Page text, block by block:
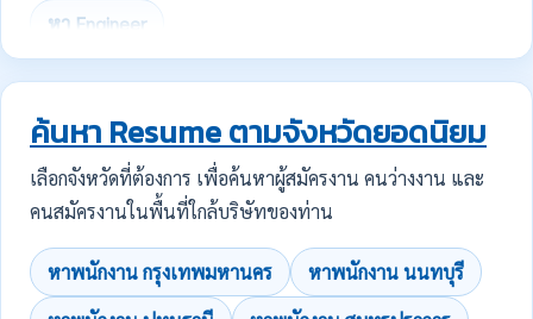
หา Engineer
ค้นหา Resume ตามจังหวัดยอดนิยม
เลือกจังหวัดที่ต้องการ เพื่อค้นหาผู้สมัครงาน คนว่างงาน และ
คนสมัครงานในพื้นที่ใกล้บริษัทของท่าน
หาพนักงาน กรุงเทพมหานคร
หาพนักงาน นนทบุรี